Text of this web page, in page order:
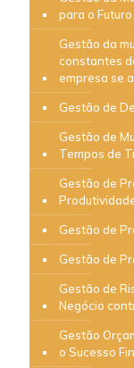
para o Futuro
Gestão da
constantes
empresa se
Gestão de
Gestão de
Tempos de
Gestão de
Gestão de
Gestão de
Gestão de
Negócio
Gestão
o Sucesso